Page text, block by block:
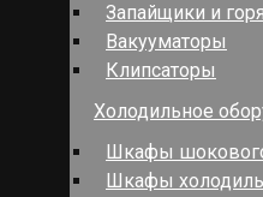
Запайщики и
Вакууматоры
Клипсаторы
Холодильное
Шкафы
Шкафы